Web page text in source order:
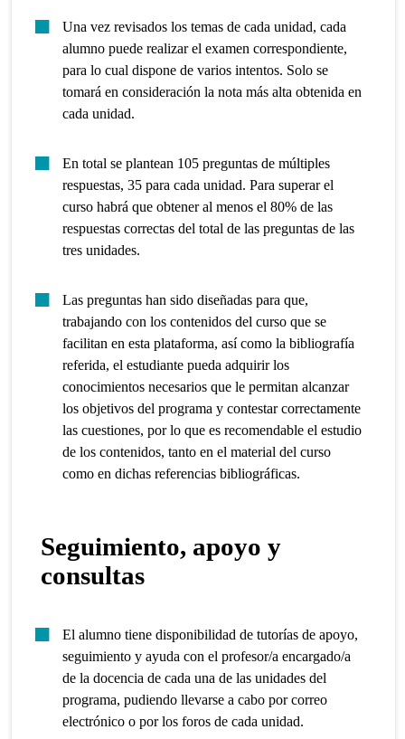
Una vez revisados los temas de cada unidad, cada
alumno puede realizar el examen correspondiente,
para lo cual dispone de varios intentos. Solo se
tomará en consideración la nota más alta obtenida en
cada unidad.
En total se plantean 105 preguntas de múltiples
respuestas, 35 para cada unidad. Para superar el
curso habrá que obtener al menos el 80% de las
respuestas correctas del total de las preguntas de las
tres unidades.
Las preguntas han sido diseñadas para que,
trabajando con los contenidos del curso que se
facilitan en esta plataforma, así como la bibliografía
referida, el estudiante pueda adquirir los
conocimientos necesarios que le permitan alcanzar
los objetivos del programa y contestar correctamente
las cuestiones, por lo que es recomendable el estudio
de los contenidos, tanto en el material del curso
como en dichas referencias bibliográficas.
Seguimiento, apoyo y
consultas
El alumno tiene disponibilidad de tutorías de apoyo,
seguimiento y ayuda con el profesor/a encargado/a
de la docencia de cada una de las unidades del
programa, pudiendo llevarse a cabo por correo
electrónico o por los foros de cada unidad.